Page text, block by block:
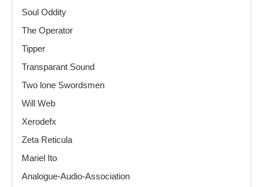
Soul Oddity
The Operator
Tipper
Transparant Sound
Two lone Swordsmen
Will Web
Xerodefx
Zeta Reticula
Mariel Ito
Analogue-Audio-Association